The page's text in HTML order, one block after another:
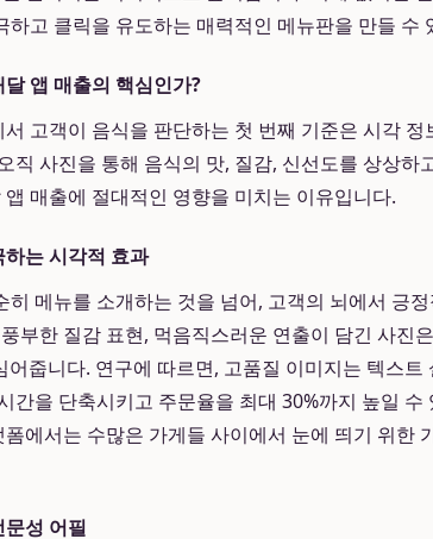
하고 클릭을 유도하는 매력적인 메뉴판을 만들 수
앱 매출의 핵심인가?
고객이 음식을 판단하는 첫 번째 기준은 시각
직 사진을 통해 음식의 맛, 질감, 신선도를 상상하
앱 매출에 절대적인 영향을 미치는 이유입니다.
는 시각적 효과
히 메뉴를 소개하는 것을 넘어, 고객의 뇌에서 긍
부한 질감 표현, 먹음직스러운 연출이 담긴 사진
어줍니다. 연구에 따르면, 고품질 이미지는 텍스
간을 단축시키고 주문율을 최대 30%까지 높일
에서는 수많은 가게들 사이에서 눈에 띄기 위한
성 어필